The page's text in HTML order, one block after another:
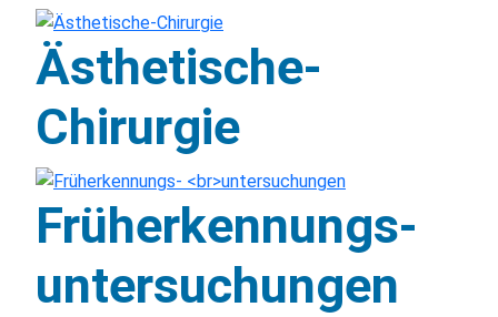
Ästhetische-
Chirurgie
Früherkennungs-
untersuchungen